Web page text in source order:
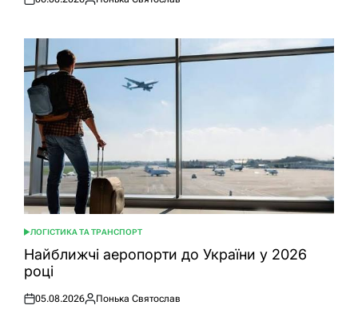
ОприлюдненоОпубліковано
ОПУБЛІКУВАТИ
У
ЛОГІСТИКА ТА ТРАНСПОРТ
Найближчі аеропорти до України у 2026
році
Оприлюднено
05.08.2026
Опубліковано
Понька Святослав